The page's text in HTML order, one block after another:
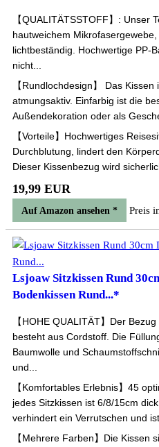
【QUALITÄTSSTOFF】: Unser
hautweichem
lichtbeständig. Hochwertige PP-
nicht...
【Rundlochdesign】 Das
atmungsaktiv. Einfarbig ist die
Außendekoration oder als
【Vorteile】Hochwertiges
Durchblutung, lindert den
Dieser Kissenbezug wird
19,99 EUR
Auf Amazon ansehen * Preis
Lsjoaw Sitzkissen Rund
Bodenkissen Rund...*
【HOHE QUALITÄT】Der
besteht aus Cordstoff. Die
Baumwolle und
und...
【Komfortables Erlebnis】45
jedes Sitzkissen ist 6/8/15cm
verhindert ein Verrutschen und
【Mehrere Farben】Die Kissen